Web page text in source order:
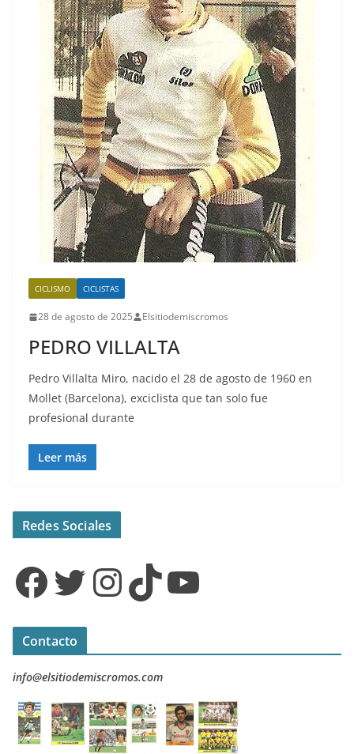
CICLISMO CICLISTAS
28 de agosto de 2025 Elsitiodemiscromos
PEDRO VILLALTA
Pedro Villalta Miro, nacido el 28 de agosto de 1960 en
Mollet (Barcelona), exciclista que tan solo fue
profesional durante
Leer más
Redes Sociales
Facebook Twitter InstagramTikTok YouTube
Contacto
info@elsitiodemiscromos.com